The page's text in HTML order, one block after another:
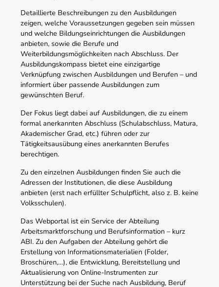
Detaillierte Beschreibungen zu den Ausbildungen
zeigen, welche Voraussetzungen gegeben sein müssen
und welche Bildungseinrichtungen die Ausbildungen
anbieten, sowie die Berufe und
Weiterbildungsmöglichkeiten nach Abschluss. Der
Ausbildungskompass bietet eine einzigartige
Verknüpfung zwischen Ausbildungen und Berufen – und
informiert über passende Ausbildungen zum
gewünschten Beruf.
Der Fokus liegt dabei auf Ausbildungen, die zu einem
formal anerkannten Abschluss (Schulabschluss, Matura,
Akademischer Grad, etc.) führen oder zur
Tätigkeitsausübung eines anerkannten Berufes
berechtigen.
Zu den einzelnen Ausbildungen finden Sie auch die
Adressen der Institutionen, die diese Ausbildung
anbieten (erst nach erfüllter Schulpflicht, also z. B. keine
Volksschulen).
Das Webportal ist ein Service der Abteilung
Arbeitsmarktforschung und Berufsinformation – kurz
ABI. Zu den Aufgaben der Abteilung gehört die
Erstellung von Informationsmaterialien (Folder,
Broschüren,…), die Entwicklung, Bereitstellung und
Aktualisierung von Online-Instrumenten zur
Unterstützung bei der Suche nach Ausbildung, Beruf